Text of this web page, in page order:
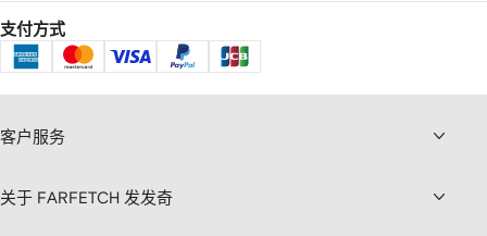
支付方式
客户服务
关于 FARFETCH 发发奇